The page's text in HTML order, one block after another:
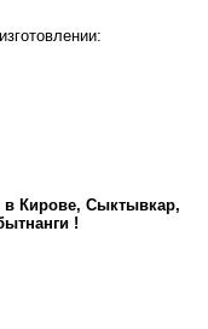
в Кирове, Сыктывкар,
!